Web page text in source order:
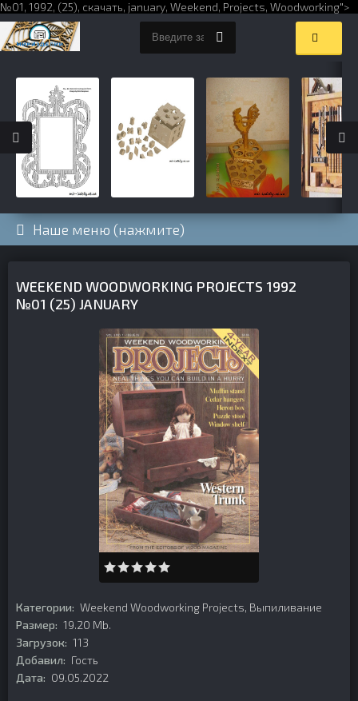
№01, 1992, (25), скачать, january, Weekend, Projects, Woodworking">
Наше меню (нажмите)
WEEKEND WOODWORKING PROJECTS 1992
№01 (25) JANUARY
Категории: Weekend Woodworking Projects, Выпиливание
Размер: 19.20 Mb.
Загрузок: 113
Добавил: Гость
Дата: 09.05.2022